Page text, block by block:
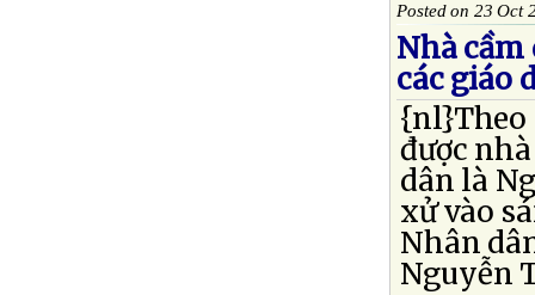
Posted on 23 Oct
Nhà cầm
các giáo
{nl}Theo
được
dân là
xử vào
Nhân
Nguyễn